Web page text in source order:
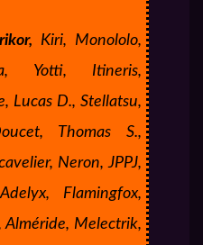
Kiri, Monololo,
Yotti, Itineris,
Lucas D., Stellatsu,
Thomas S.,
Neron, JPPJ,
Flamingfox,
Alméride, Melectrik,